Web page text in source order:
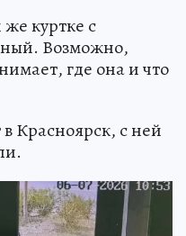
куртке с
Возможно,
где она и что
Красноярск, с ней